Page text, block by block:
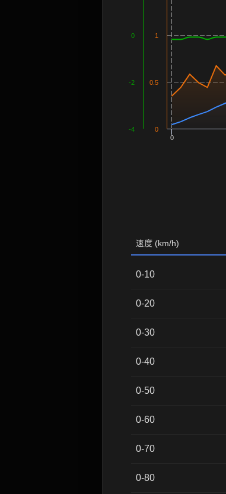
0
0
0.5
1
-4
-2
0
速度 (km/h)
0-10
0-20
0-30
0-40
0-50
0-60
0-70
0-80